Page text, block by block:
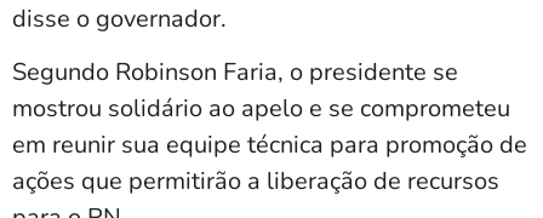
disse o governador.
Segundo Robinson Faria, o presidente se
mostrou solidário ao apelo e se comprometeu
em reunir sua equipe técnica para promoção de
ações que permitirão a liberação de recursos